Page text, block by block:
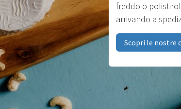
freddo o
arrivando a
Scopri le nostre